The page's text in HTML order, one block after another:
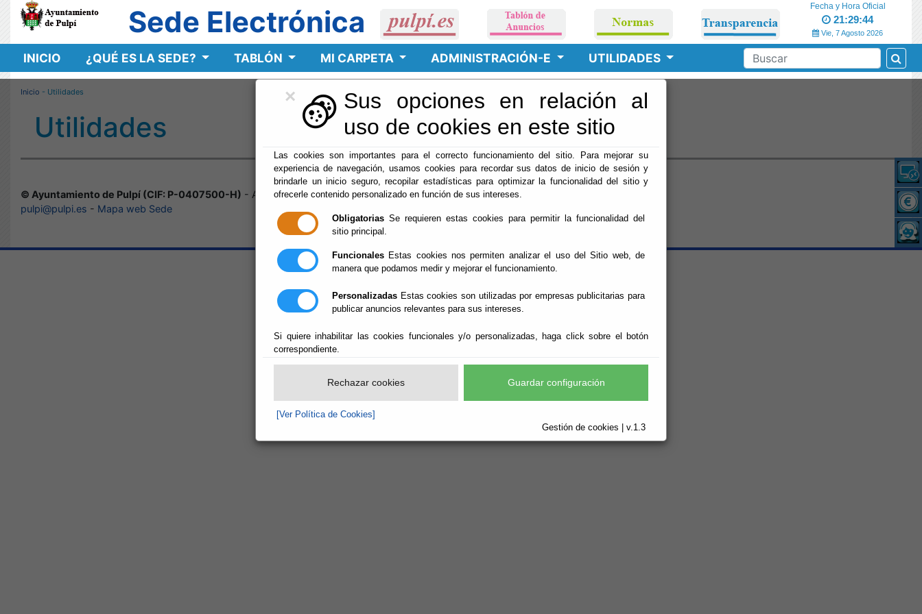
×
Sus opciones en relación al
uso de cookies en este sitio
Las cookies son importantes para el correcto funcionamiento del sitio. Para mejorar su
experiencia de navegación, usamos cookies para recordar sus datos de inicio de sesión y
brindarle un inicio seguro, recopilar estadísticas para optimizar la funcionalidad del sitio y
ofrecerle contenido personalizado en función de sus intereses.
Obligatorias Se requieren estas cookies para permitir la funcionalidad del
sitio principal.
Funcionales Estas cookies nos permiten analizar el uso del Sitio web, de
manera que podamos medir y mejorar el funcionamiento.
Personalizadas Estas cookies son utilizadas por empresas publicitarias para
publicar anuncios relevantes para sus intereses.
Si quiere inhabilitar las cookies funcionales y/o personalizadas, haga click sobre el botón
correspondiente.
Rechazar cookies Guardar configuración
[Ver Política de Cookies]
Gestión de cookies | v.1.3
Sede Electrónica Fecha y Hora Oficial
21:29:44
Vie, 7 Agosto 2026
INICIO ¿QUÉ ES LA SEDE? TABLÓN MI CARPETA ADMINISTRACIÓN-E UTILIDADES
Inicio - Utilidades
Utilidades
© Ayuntamiento de Pulpí (CIF: P-0407500-H) - Avda/ Andalucía, 04640 Pulpí (Almería) - Telef. 950.464.001 Fax: 950.465.349
pulpi@pulpi.es - Mapa web Sede